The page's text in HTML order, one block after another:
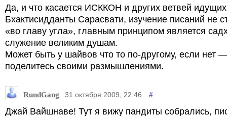
Да, и что касается ИСККОН и других ветвей
Бхактисидданты Сарасвати, изучение писаний не
«во главу угла», главным принципом является
служение великим душам.
Может быть у шайвов что то по-другому, если нет —
поделитесь своими размышлениями.
RundGang 31 октября 2009, 22:46 #
Джай Вайшнаве! Тут я вижу пандиты собрались,